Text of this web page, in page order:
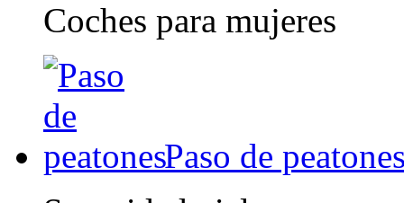
Coches para mujeres
Paso de